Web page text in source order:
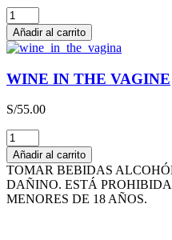
THE
HAPPY
WINE
cantidad
Añadir al carrito
WINE IN THE VAGINE
S/55.00
WINE
IN
THE
VAGINE
cantidad
Añadir al carrito
TOMAR BEBIDAS
DAÑINO. ESTÁ
MENORES DE 18 AÑOS.